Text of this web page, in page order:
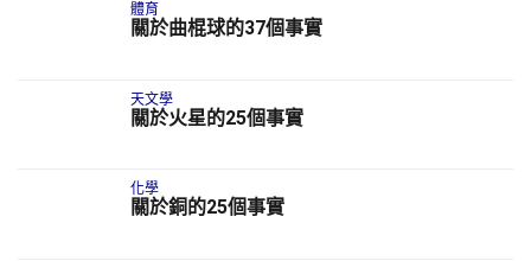
體育
關於曲棍球的37個事實
天文學
關於火星的25個事實
化學
關於銅的25個事實